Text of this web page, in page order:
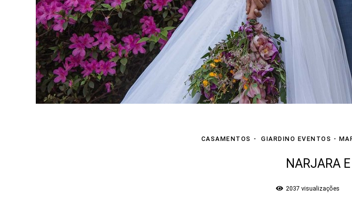
CASAMENTOS GIARDINO EVENTOS -
NARJARA
2037 visualizações